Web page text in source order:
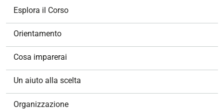
Esplora il Corso
Orientamento
Cosa imparerai
Un aiuto alla scelta
Organizzazione